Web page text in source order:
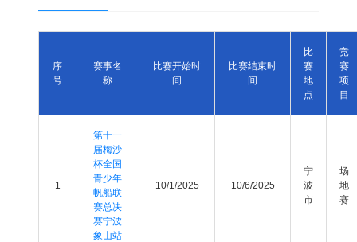
序
号
赛事名
称
比赛开始时
间
比赛结束时
间
比
赛
地
点
竞
赛
项
目
1
第十一
届梅沙
杯全国
青少年
帆船联
赛总决
赛宁波
象山站
10/1/2025 10/6/2025
宁
波
市
场
地
赛